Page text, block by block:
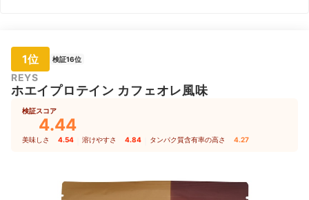
1位 検証16位
REYS
ホエイプロテイン カフェオレ風味
検証スコア
4.44
美味しさ 4.54 溶けやすさ 4.84 タンパク質含有率の高さ 4.27